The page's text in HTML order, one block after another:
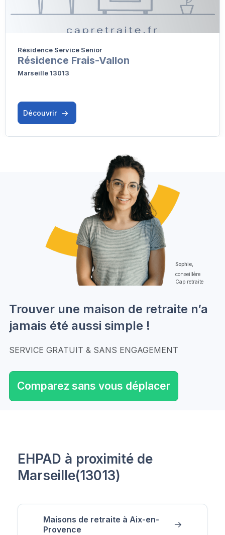
Résidence Service Senior
Résidence Frais-Vallon
Marseille 13013
Découvrir
Sophie,
conseillère
Cap retraite
Trouver une maison de retraite n’a
jamais été aussi simple !
SERVICE GRATUIT & SANS ENGAGEMENT
Comparez sans vous déplacer
EHPAD à proximité de
Marseille(13013)
Maisons de retraite à Aix-en-
Provence